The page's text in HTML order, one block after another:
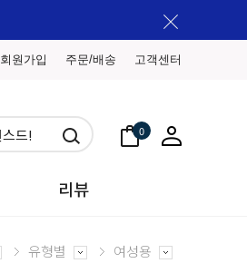
회원가입 주문/배송 고객센터
0
리뷰
유형별 여성용